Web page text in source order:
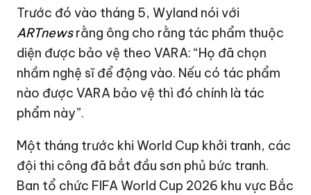
Trước đó vào tháng 5, Wyland nói với
ARTnewsrằng ông cho rằng tác phẩm thuộc
diện được bảo vệ theo VARA: “Họ đã chọn
nhầm nghệ sĩ để động vào. Nếu có tác phẩm
nào được VARA bảo vệ thì đó chính là tác
phẩm này”.
Một tháng trước khi World Cup khởi tranh, các
đội thi công đã bắt đầu sơn phủ bức tranh.
Ban tổ chức FIFA World Cup 2026 khu vực Bắc